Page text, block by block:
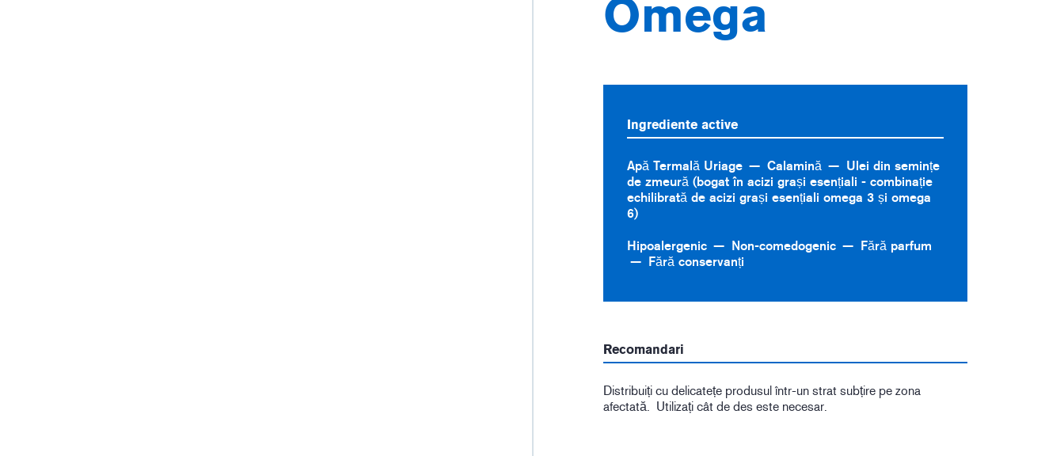
Omega
Ingrediente active
Apă Termală Uriage Calamină
Ulei din semințe
de zmeură (bogat în acizi grași esențiali - combinație
echilibrată de acizi grași esențiali omega 3 și omega
6)
Hipoalergenic Non-comedogenic
Fără parfum
Fără conservanți
Recomandari
Distribuiți cu delicatețe produsul într-un strat subțire pe zona
afectată. Utilizați cât de des este necesar.